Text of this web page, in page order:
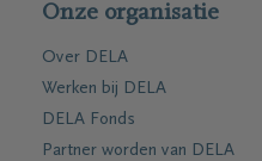
Onze organisatie
Over DELA
Werken bij DELA
DELA Fonds
Partner worden van DELA